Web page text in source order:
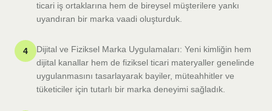
ticari iş ortaklarına hem de bireysel müşterilere yankı
uyandıran bir marka vaadi oluşturduk.
4
Dijital ve Fiziksel Marka Uygulamaları: Yeni kimliğin hem
dijital kanallar hem de fiziksel ticari materyaller genelinde
uygulanmasını tasarlayarak bayiler, müteahhitler ve
tüketiciler için tutarlı bir marka deneyimi sağladık.